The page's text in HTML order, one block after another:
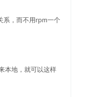
系，而不用rpm一个
本地，就可以这样